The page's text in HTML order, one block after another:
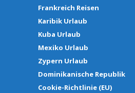
Frankreich Reisen
Karibik Urlaub
Kuba Urlaub
Mexiko Urlaub
Zypern Urlaub
Dominikanische Republik
Cookie-Richtlinie (EU)